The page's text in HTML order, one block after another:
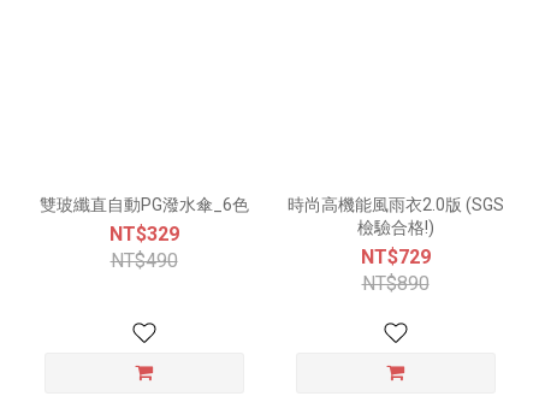
雙玻纖直自動PG潑水傘_6色
NT$329
NT$490
時尚高機能風雨衣2.0版 (SGS
檢驗合格!)
NT$729
NT$890